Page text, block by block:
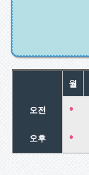
월
오전 •
오후 •